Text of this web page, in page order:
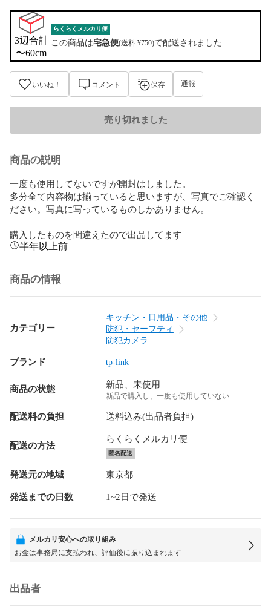
3辺合計
〜60cm
らくらくメルカリ便
この商品は宅急便(送料 ¥750)で配送されました
いいね！ コメント 保存 通報
売り切れました
商品の説明
一度も使用してないですが開封はしました。
多分全て内容物は揃っていると思いますが、写真でご確認く
ださい。写真に写っているものしかありません。
購入したものを間違えたので出品してます
半年以上前
商品の情報
カテゴリー
キッチン・日用品・その他
防犯・セーフティ
防犯カメラ
ブランド tp-link
商品の状態 新品、未使用
新品で購入し、一度も使用していない
配送料の負担 送料込み(出品者負担)
配送の方法
らくらくメルカリ便
匿名配送
発送元の地域 東京都
発送までの日数 1~2日で発送
メルカリ安心への取り組み
お金は事務局に支払われ、評価後に振り込まれます
出品者